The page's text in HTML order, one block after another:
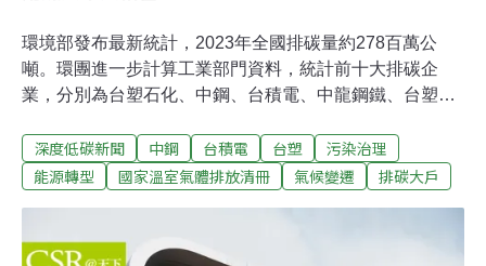
環境部發布最新統計，2023年全國排碳量約278百萬公
噸。環團進一步計算工業部門資料，統計前十大排碳企
業，分別為台塑石化、中鋼、台積電、中龍鋼鐵、台塑工
近四成，且多為用煤大戶，如台塑集團全年總用煤量，與
台中火力發電廠相距不遠。環團呼籲政府加強石化、半導
最新版「國家溫室氣體排放清冊（2025年版）」，統計我
深度低碳新聞 中鋼 台積電 台塑
污染治理
能源轉型
國家溫室氣體排放清冊 氣候變遷 排碳大戶